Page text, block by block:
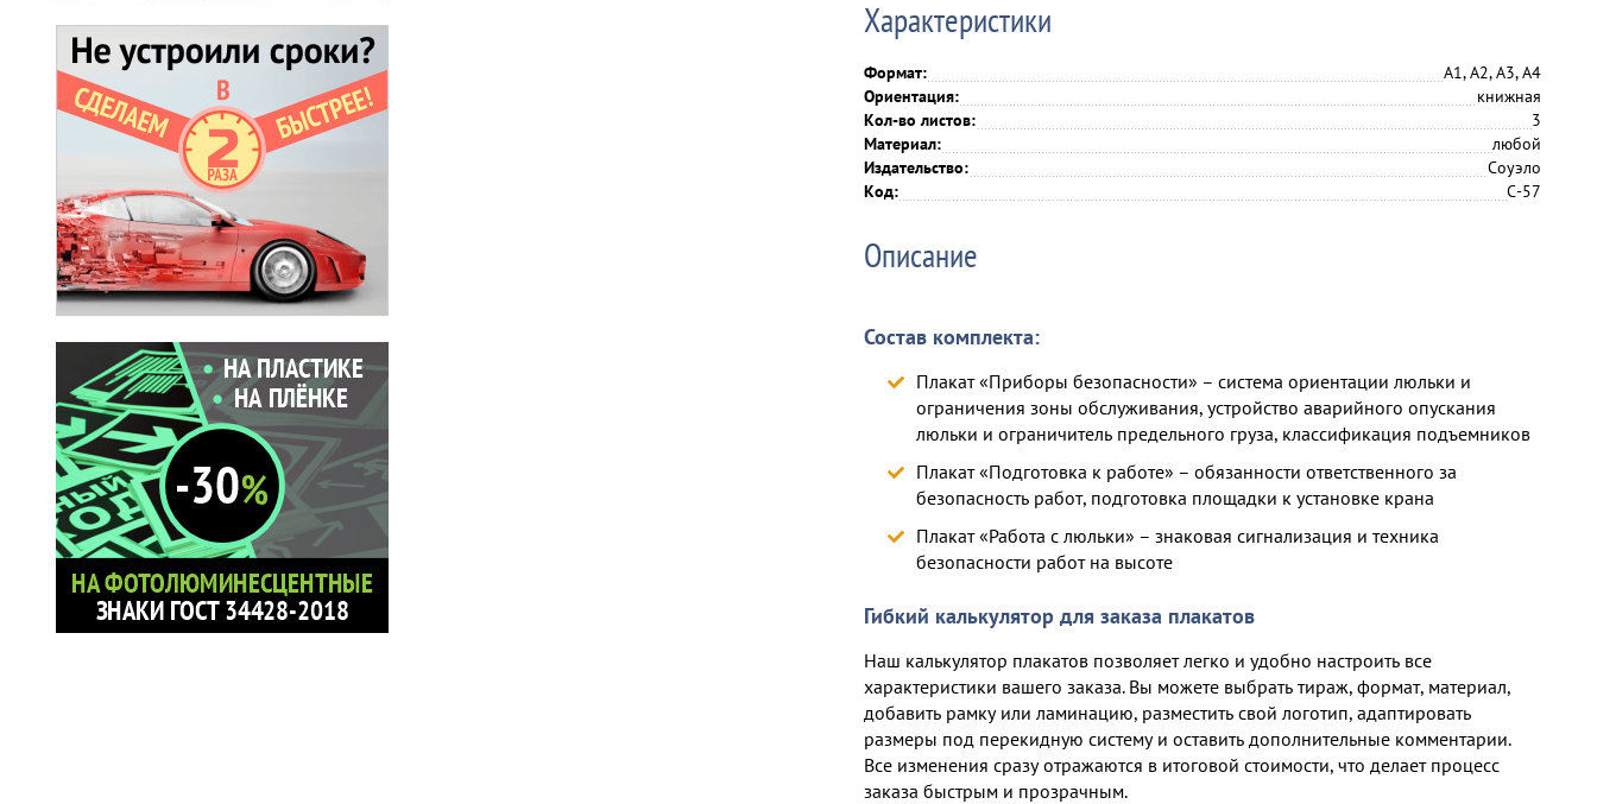
Характеристики
Формат:
А1, А2, А3, А4
Ориентация:
книжная
Кол-во листов:
3
Материал:
любой
Издательство:
Соуэло
Код:
С-57
Описание
Состав комплекта:
Плакат «Приборы безопасности» – система ориентации люльки и
ограничения зоны обслуживания, устройство аварийного опускания
люльки и ограничитель предельного груза, классификация подъемников
Плакат «Подготовка к работе» – обязанности ответственного за
безопасность работ, подготовка площадки к установке крана
Плакат «Работа с люльки» – знаковая сигнализация и техника
безопасности работ на высоте
Гибкий калькулятор для заказа плакатов
Наш калькулятор плакатов позволяет легко и удобно настроить все
характеристики вашего заказа. Вы можете выбрать тираж, формат, материал,
добавить рамку или ламинацию, разместить свой логотип, адаптировать
размеры под перекидную систему и оставить дополнительные комментарии.
Все изменения сразу отражаются в итоговой стоимости, что делает процесс
заказа быстрым и прозрачным.